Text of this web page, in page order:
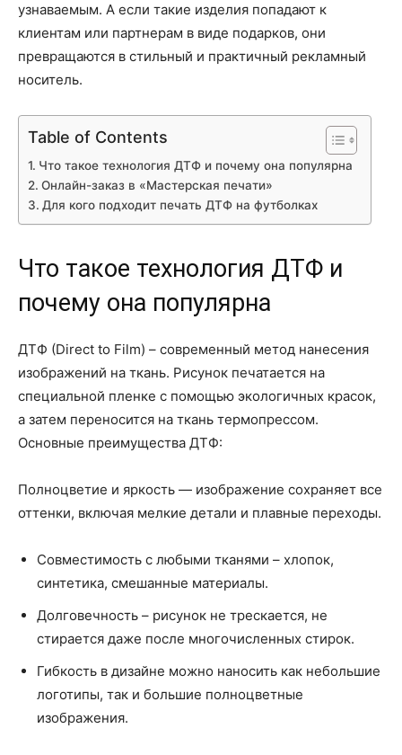
узнаваемым. А если такие изделия попадают к
клиентам или партнерам в виде подарков, они
превращаются в стильный и практичный рекламный
носитель.
Table of Contents
Что такое технология ДТФ и почему она популярна
Онлайн-заказ в «Мастерская печати»
Для кого подходит печать ДТФ на футболках
Что такое технология ДТФ и
почему она популярна
ДТФ (Direct to Film) – современный метод нанесения
изображений на ткань. Рисунок печатается на
специальной пленке с помощью экологичных красок,
а затем переносится на ткань термопрессом.
Основные преимущества ДТФ:
Полноцветие и яркость — изображение сохраняет все
оттенки, включая мелкие детали и плавные переходы.
Совместимость с любыми тканями – хлопок,
синтетика, смешанные материалы.
Долговечность – рисунок не трескается, не
стирается даже после многочисленных стирок.
Гибкость в дизайне можно наносить как небольшие
логотипы, так и большие полноцветные
изображения.